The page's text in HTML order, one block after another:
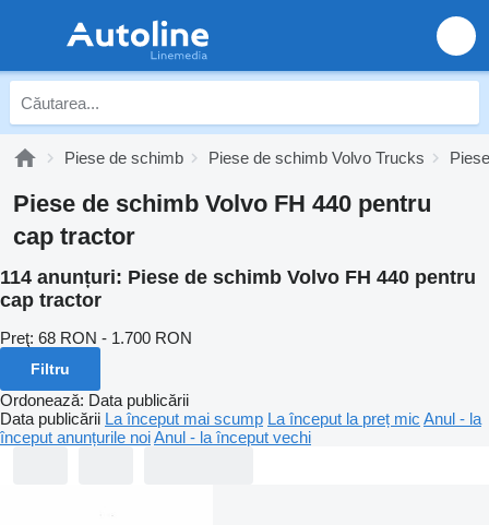
Piese de schimb Piese de schimb Volvo Trucks
Piese de schimb Volvo FH 440 pentru
cap tractor
114 anunțuri: Piese de schimb Volvo FH 440 pentru
cap tractor
Preţ: 68 RON - 1.700 RON
Filtru
Ordonează: Data publicării
Data publicării La început mai scump La început la preț mic Anul - la
început anunțurile noiAnul - la început vechi